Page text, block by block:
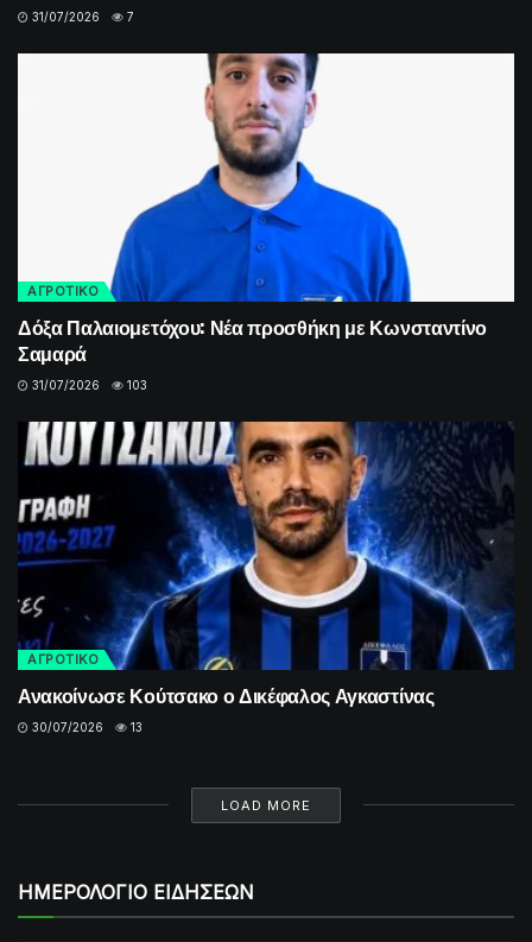
31/07/2026 7
ΑΓΡΟΤΙΚΟ
Δόξα Παλαιομετόχου: Νέα προσθήκη με Κωνσταντίνο
Σαμαρά
31/07/2026 103
ΑΓΡΟΤΙΚΟ
Ανακοίνωσε Κούτσακο ο Δικέφαλος Αγκαστίνας
30/07/2026 13
LOAD MORE
ΗΜΕΡΟΛΟΓΙΟ ΕΙΔΗΣΕΩΝ